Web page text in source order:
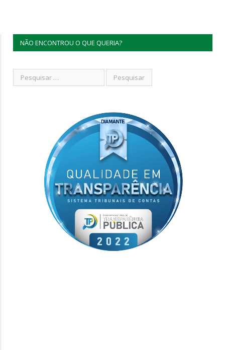
NÃO ENCONTROU O QUE QUERIA?